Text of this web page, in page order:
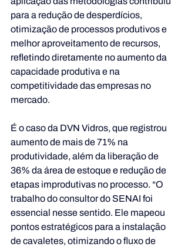
para a redução de desperdícios,
otimização de processos produtivos e
melhor aproveitamento de recursos,
refletindo diretamente no aumento da
capacidade produtiva e na
competitividade das empresas no
mercado.
É o caso da DVN Vidros, que registrou
aumento de mais de 71% na
produtividade, além da liberação de
36% da área de estoque e redução de
etapas improdutivas no processo. “O
trabalho do consultor do SENAI foi
essencial nesse sentido. Ele mapeou
pontos estratégicos para a instalação
de cavaletes, otimizando o fluxo de